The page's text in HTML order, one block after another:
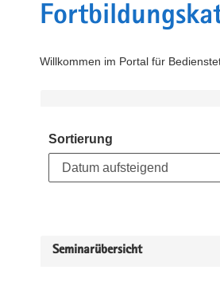
Willkommen im Portal für
Sortierung
Seminarübersicht